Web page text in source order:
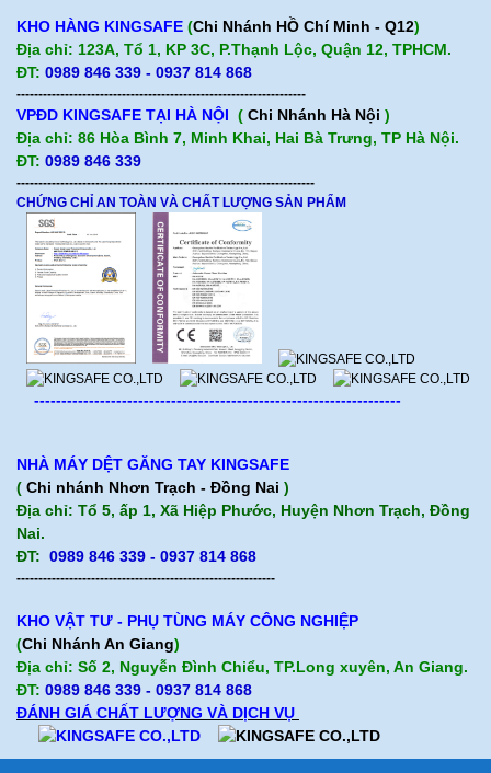
KHO HÀNG KINGSAFE (Chi Nhánh HỒ Chí Minh - Q12)
Địa chỉ: 123A, Tổ 1, KP 3C, P.Thạnh Lộc, Quận 12, TPHCM.
ĐT: 0989 846 339 - 0937 814 868
------------------------------------------------------------------
VPĐD KINGSAFE TẠI HÀ NỘI ( Chi Nhánh Hà Nội )
Địa chỉ: 86 Hòa Bình 7, Minh Khai, Hai Bà Trưng, TP Hà Nội.
ĐT: 0989 846 339
--------------------------------------------------------------------
CHỨNG CHỈ AN TOÀN VÀ CHẤT LƯỢNG SẢN PHẨM
-------------------------------------------------------------------
NHÀ MÁY DỆT GĂNG TAY KINGSAFE
( Chi nhánh Nhơn Trạch - Đồng Nai )
Địa chỉ: Tổ 5, ấp 1, Xã Hiệp Phước, Huyện Nhơn Trạch, Đồng
Nai.
ĐT: 0989 846 339 - 0937 814 868
-----------------------------------------------------------
KHO VẬT TƯ - PHỤ TÙNG MÁY CÔNG NGHIỆP
(Chi Nhánh An Giang)
Địa chỉ: Số 2, Nguyễn Đình Chiểu, TP.Long xuyên, An Giang.
ĐT: 0989 846 339 - 0937 814 868
ĐÁNH GIÁ CHẤT LƯỢNG VÀ DỊCH VỤ